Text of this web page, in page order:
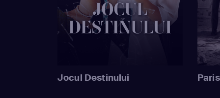
Jocul Destinului